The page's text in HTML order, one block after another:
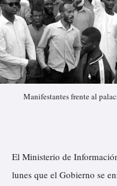
Manifestantes frente al
El Ministerio de
lunes que el Gobierno se